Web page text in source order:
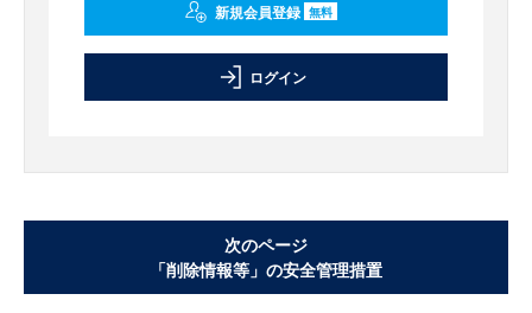
新規会員登録 無料
ログイン
次のページ
「削除情報等」の安全管理措置